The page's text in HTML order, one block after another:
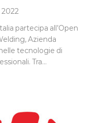
partecipa all’Open
Azienda
tecnologie di
Tra…